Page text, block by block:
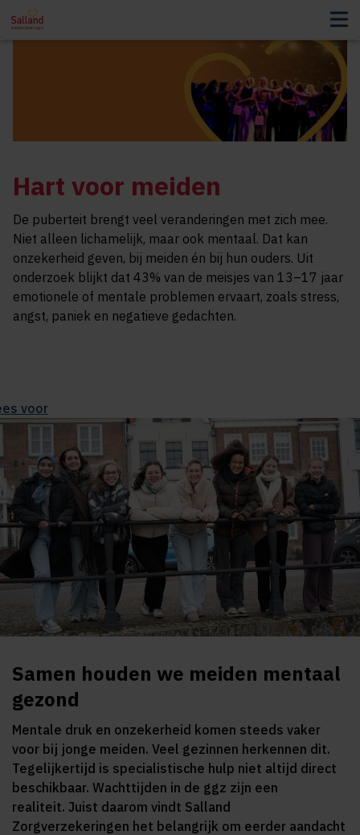
Hart voor meiden
De puberteit brengt veel veranderingen met zich mee.
Niet alleen lichamelijk, maar ook mentaal. Dat kan
onzekerheid geven, bij meiden én bij hun ouders. Uit
onderzoek blijkt dat 43% van de meisjes van 13–17 jaar
emotionele of mentale problemen ervaart, zoals stress,
angst, paniek en negatieve gedachten.
voor
Samen houden we meiden mentaal
gezond
Mentale druk en onzekerheid komen steeds vaker
voor bij jonge meiden. Veel gezinnen herkennen dit.
Tegelijkertijd is specialistische hulp niet altijd direct
beschikbaar. Wachttijden in de ggz zijn een
realiteit. Juist daarom vindt Salland
Zorgverzekeringen het belangrijk om eerder aandacht